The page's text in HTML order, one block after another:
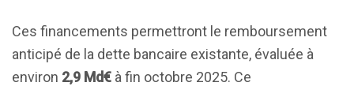
Ces financements permettront le remboursement
anticipé de la dette bancaire existante, évaluée à
environ 2,9 Md€ à fin octobre 2025. Ce